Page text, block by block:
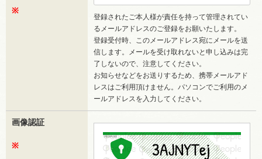
※
登録されたご本人様が責任を持って管理されてい
るメールアドレスのご登録をお願いたします。
登録受付時、このメールアドレス宛にメールを送
信します。メールを受け取れないと申し込みは完
了しないので、注意してください。
お知らせなどをお送りするため、携帯メールアド
レスはご利用頂けません。パソコンでご利用のメ
ールアドレスを入力してください。
画像認証
※